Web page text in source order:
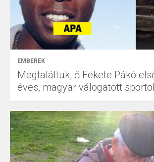
EMBEREK
Megtaláltuk, ő Fekete Pákó
éves, magyar válogatott